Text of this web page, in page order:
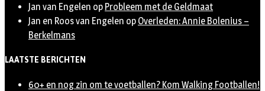
Jan van Engelen op Probleem met de Geldmaat
Jan en Roos van Engelen op Overleden: Annie Bolenius –
Berkelmans
LAATSTE BERICHTEN
60+ en nog zin om te voetballen? Kom Walking Footballen!